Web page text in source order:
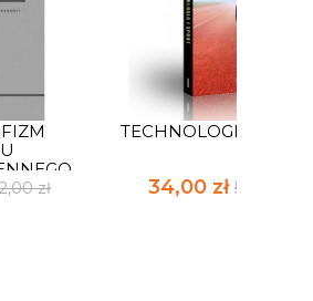
zł
TECHNOLOGIA I
34,00 zł 50,00 zł